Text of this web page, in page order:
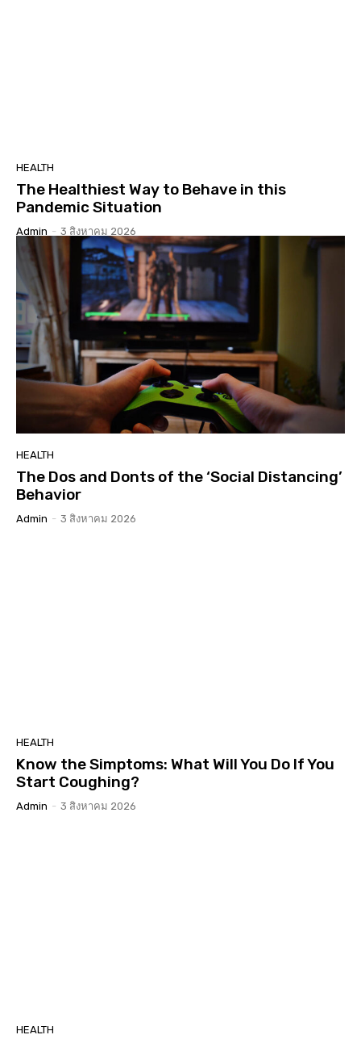
HEALTH
The Healthiest Way to Behave in this
Pandemic Situation
Admin - 3 สิงหาคม 2026
HEALTH
The Dos and Donts of the ‘Social Distancing’
Behavior
Admin - 3 สิงหาคม 2026
HEALTH
Know the Simptoms: What Will You Do If You
Start Coughing?
Admin - 3 สิงหาคม 2026
HEALTH